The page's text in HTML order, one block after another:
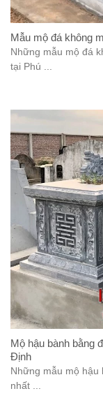
Mẫu mộ đá không
Những mẫu mộ đá
tại Phú ...
Mộ hậu bành bằng
Định
Những mẫu mộ
nhất ...